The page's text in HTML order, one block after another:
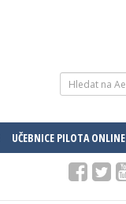
UČEBNICE PILOTA ONLINE